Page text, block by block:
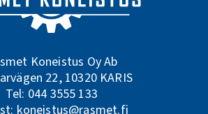
Koneistus Oy Ab
22, 10320 KARIS
Tel: 044 3555 133
koneistus@rasmet.fi